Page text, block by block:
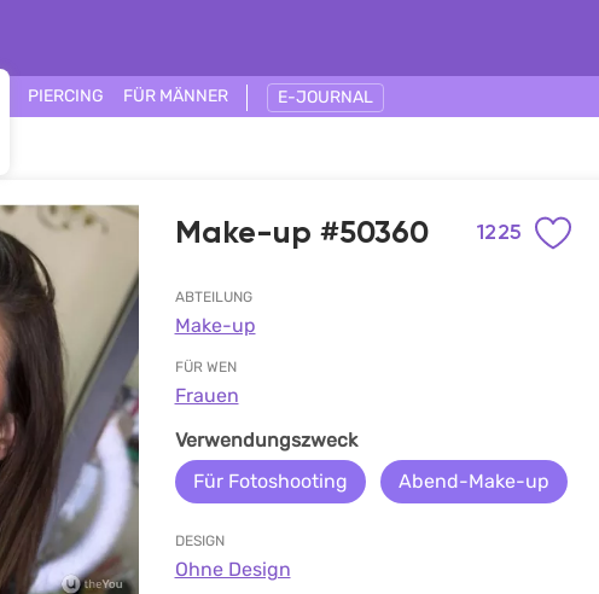
PIERCING FÜR MÄNNER E-JOURNAL
Make-up #50360 1225
ABTEILUNG
Make-up
FÜR WEN
Frauen
Verwendungszweck
Für Fotoshooting
Abend-Make-up
DESIGN
Ohne Design